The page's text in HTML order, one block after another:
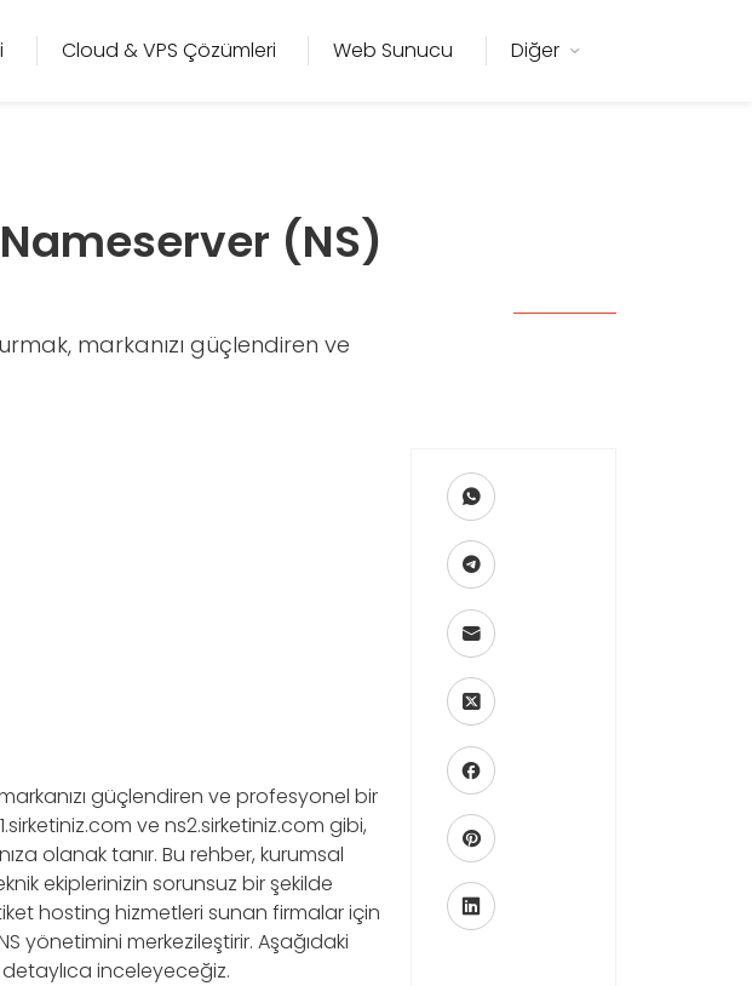
Cloud & VPS Çözümleri Web Sunucu Diğer
(NS)
markanızı güçlendiren ve
güçlendiren ve profesyonel bir
ve ns2.sirketiniz.com gibi,
olanak tanır. Bu rehber, kurumsal
ekiplerinizin sorunsuz bir şekilde
hosting hizmetleri sunan firmalar için
yönetimini merkezileştirir. Aşağıdaki
inceleyeceğiz.